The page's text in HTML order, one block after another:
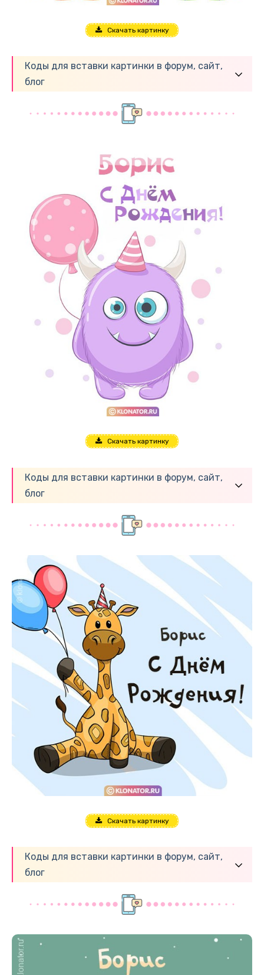
Скачать картинку
Коды для вставки картинки в форум, сайт,
блог
Скачать картинку
Коды для вставки картинки в форум, сайт,
блог
Скачать картинку
Коды для вставки картинки в форум, сайт,
блог